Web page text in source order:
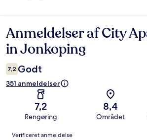
Anmeldelser
Anmeldelser af City
in Jonkoping
7,2 Godt
351 anmeldelser
7,2
Rengøring
8,4
Området
Anmeldelser
Verificeret anmeldelse